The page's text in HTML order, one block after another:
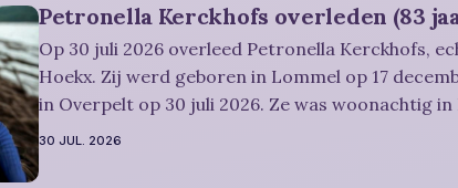
Petronella Kerckhofs overleden (83
Op 30 juli 2026 overleed Petronella Kerckhofs,
Hoekx. Zij werd geboren in Lommel op 17
in Overpelt op 30 juli 2026. Ze was woonachtig
jaar. Rouwbericht Severens: De afscheidsplechtígheid van Irène zal
30 JUL. 2026